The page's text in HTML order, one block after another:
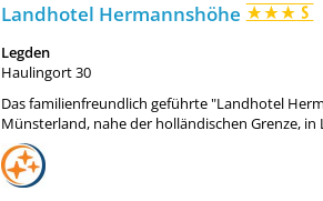
Landhotel Hermannshöhe
Legden
Haulingort 30
Das familienfreundlich geführte "Landhotel
Münsterland, nahe der holländischen Grenze, in